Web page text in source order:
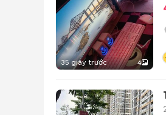
35 giây trước 4